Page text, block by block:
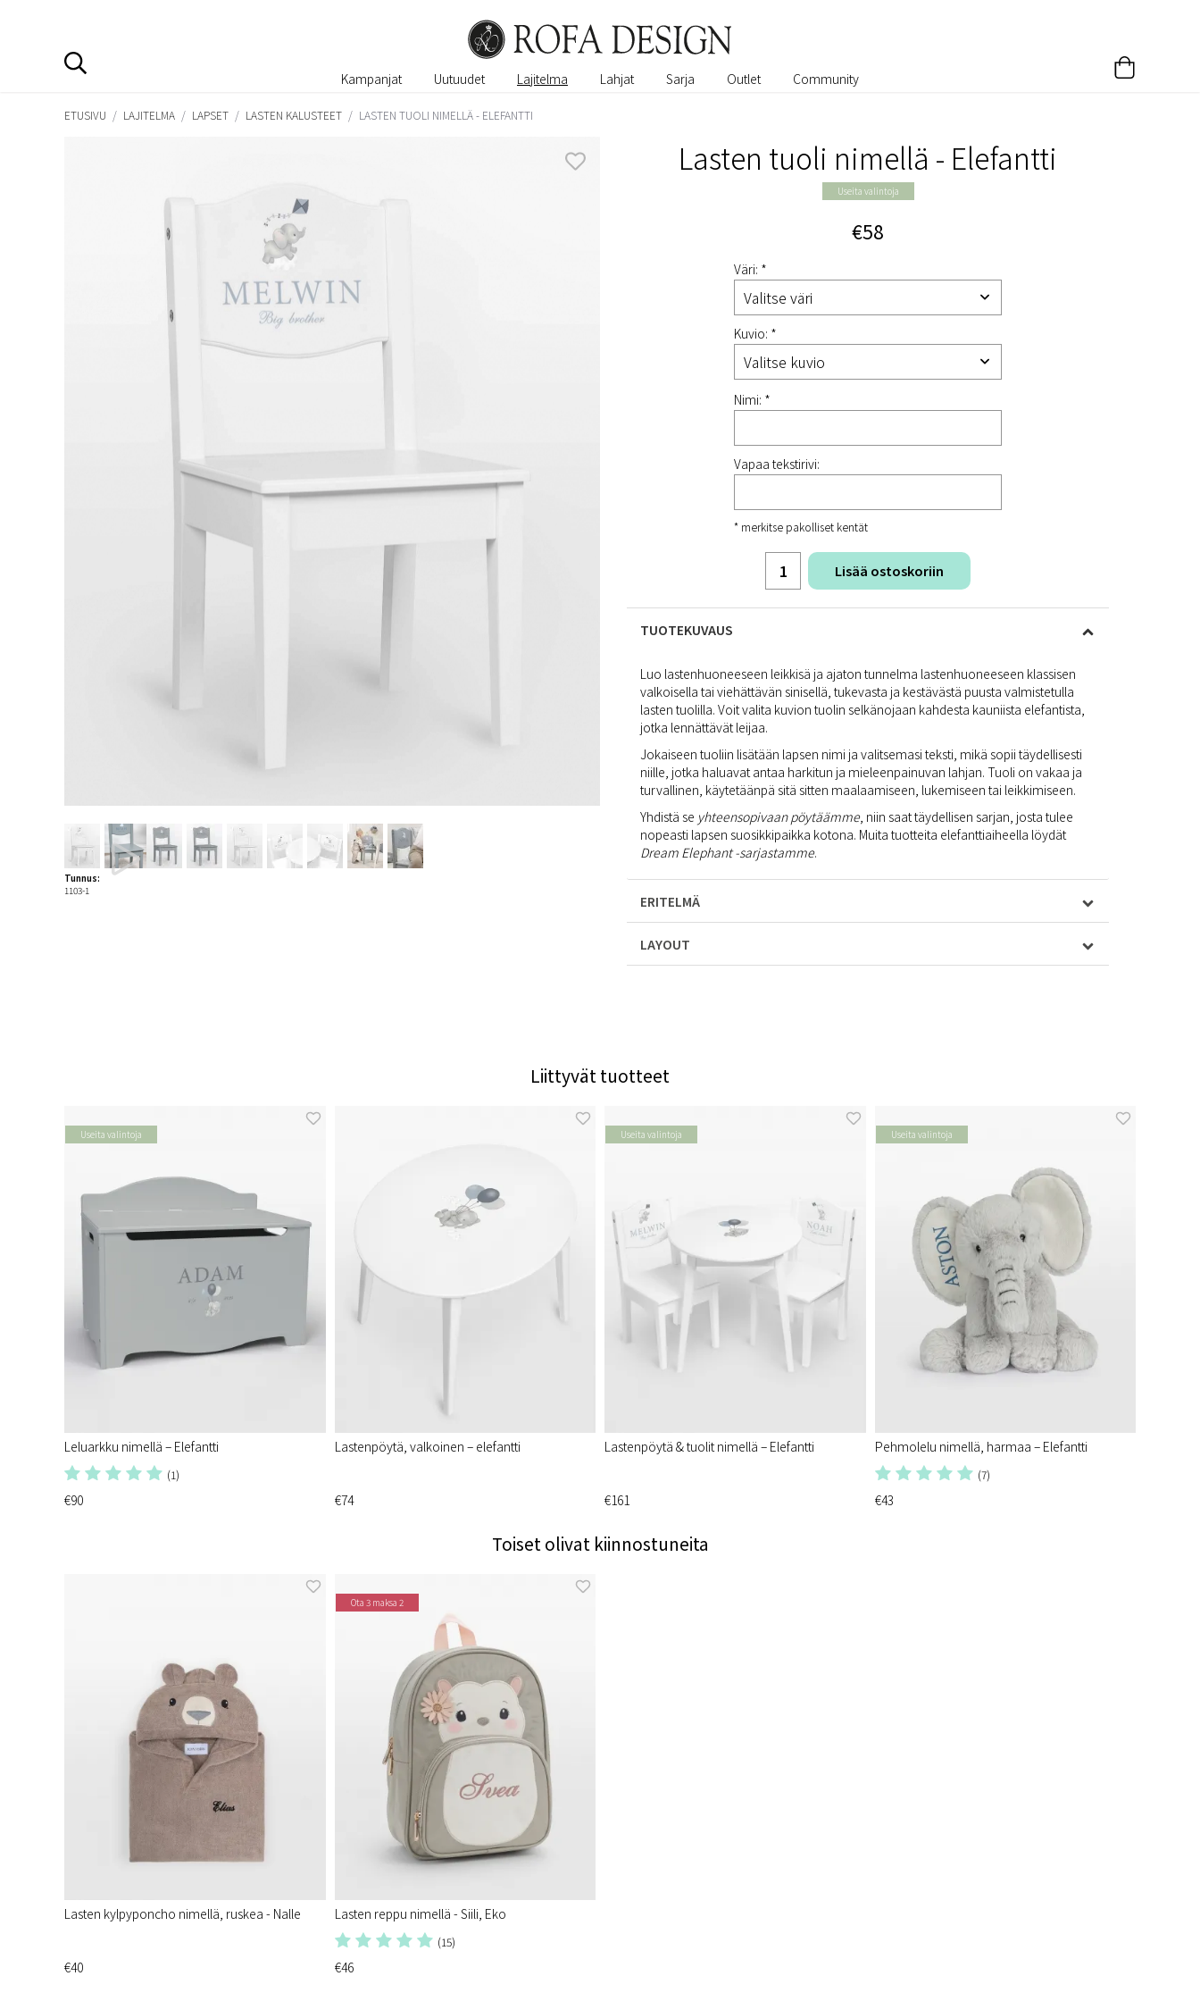
Kampanjat Uutuudet Lajitelma Lahjat Sarja Outlet Community
ETUSIVU / LAJITELMA / LAPSET / LASTEN KALUSTEET / LASTEN TUOLI NIMELLÄ - ELEFANTTI
Lasten tuoli nimellä - Elefantti
Useita valintoja
€58
Väri: *
Kuvio: *
Nimi: *
Vapaa tekstirivi:
* merkitse pakolliset kentät
Lisää ostoskoriin
TUOTEKUVAUS
Luo lastenhuoneeseen leikkisä ja ajaton tunnelma lastenhuoneeseen klassisen
valkoisella tai viehättävän sinisellä, tukevasta ja kestävästä puusta valmistetulla
lasten tuolilla. Voit valita kuvion tuolin selkänojaan kahdesta kauniista elefantista,
jotka lennättävät leijaa.
Jokaiseen tuoliin lisätään lapsen nimi ja valitsemasi teksti, mikä sopii täydellisesti
niille, jotka haluavat antaa harkitun ja mieleenpainuvan lahjan. Tuoli on vakaa ja
turvallinen, käytetäänpä sitä sitten maalaamiseen, lukemiseen tai leikkimiseen.
Yhdistä se yhteensopivaan pöytäämme, niin saat täydellisen sarjan, josta tulee
nopeasti lapsen suosikkipaikka kotona. Muita tuotteita elefanttiaiheella löydät
Dream Elephant -sarjastamme.
ERITELMÄ
LAYOUT
Tunnus:
1103-1
Liittyvät tuotteet
Useita valintoja
Leluarkku nimellä – Elefantti
(1)
€90
Lastenpöytä, valkoinen – elefantti
€74
Useita valintoja
Lastenpöytä & tuolit nimellä – Elefantti
€161
Useita valintoja
Pehmolelu nimellä, harmaa – Elefantti
(7)
€43
Toiset olivat kiinnostuneita
Lasten kylpyponcho nimellä, ruskea - Nalle
€40
Ota 3 maksa 2
Lasten reppu nimellä - Siili, Eko
(15)
€46